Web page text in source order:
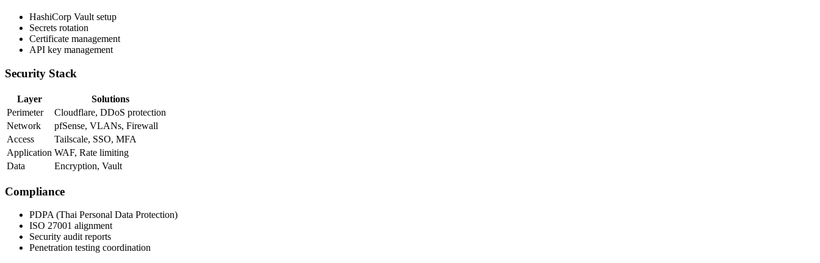
HashiCorp Vault setup
Secrets rotation
Certificate management
API key management
Security Stack
Layer
Solutions
Perimeter
Cloudflare, DDoS protection
Network
pfSense, VLANs, Firewall
Access
Tailscale, SSO, MFA
Application WAF, Rate limiting
Data
Encryption, Vault
Compliance
PDPA (Thai Personal Data Protection)
ISO 27001 alignment
Security audit reports
Penetration testing coordination